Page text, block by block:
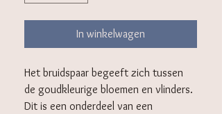
In winkelwagen
Het bruidspaar begeeft zich tussen
de goudkleurige bloemen en vlinders.
Dit is een onderdeel van een